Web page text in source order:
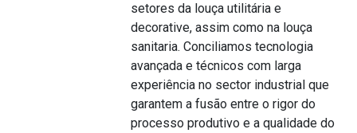
setores da louça utilitária e
decorative, assim como na louça
sanitaria. Conciliamos tecnologia
avançada e técnicos com larga
experiência no sector industrial que
garantem a fusão entre o rigor do
processo produtivo e a qualidade do